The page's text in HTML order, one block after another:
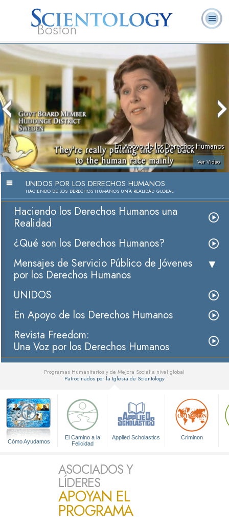
Boston
L. Ronald
Hubbard
Scientology?
Voluntarios
En Apoyo de los Derechos Humanos
Ver Video
UNIDOS POR LOS DERECHOS HUMANOS
HACIENDO DE LOS DERECHOS HUMANOS UNA REALIDAD GLOBAL
Haciendo los Derechos Humanos una
Realidad
¿Qué son los Derechos Humanos?
Mensajes de Servicio Público de Jóvenes
por los Derechos Humanos
UNIDOS
En Apoyo de los Derechos Humanos
Revista Freedom:
Una Voz por los Derechos Humanos
Programas Humanitarios y de Mejora Social a nivel global
Patrocinados por la Iglesia de Scientology
Cómo Ayudamos
El Camino a la
Felicidad
Applied Scholastics Criminon
ASOCIADOS Y
LÍDERES
APOYAN EL
PROGRAMA